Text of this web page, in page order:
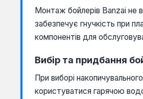
Монтаж бойлерів Banzai не
забезпечує гнучкість при
компонентів для
Вибір та придбання
При виборі
користуватися гарячою